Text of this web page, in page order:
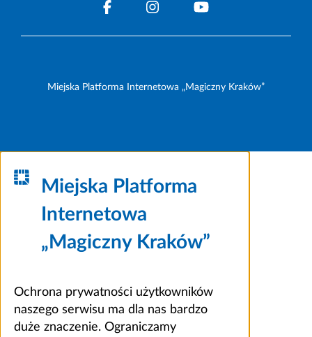
Miejska Platforma Internetowa „Magiczny Kraków”
Miejska Platforma
Internetowa
„Magiczny Kraków”
Ochrona prywatności użytkowników
naszego serwisu ma dla nas bardzo
duże znaczenie. Ograniczamy